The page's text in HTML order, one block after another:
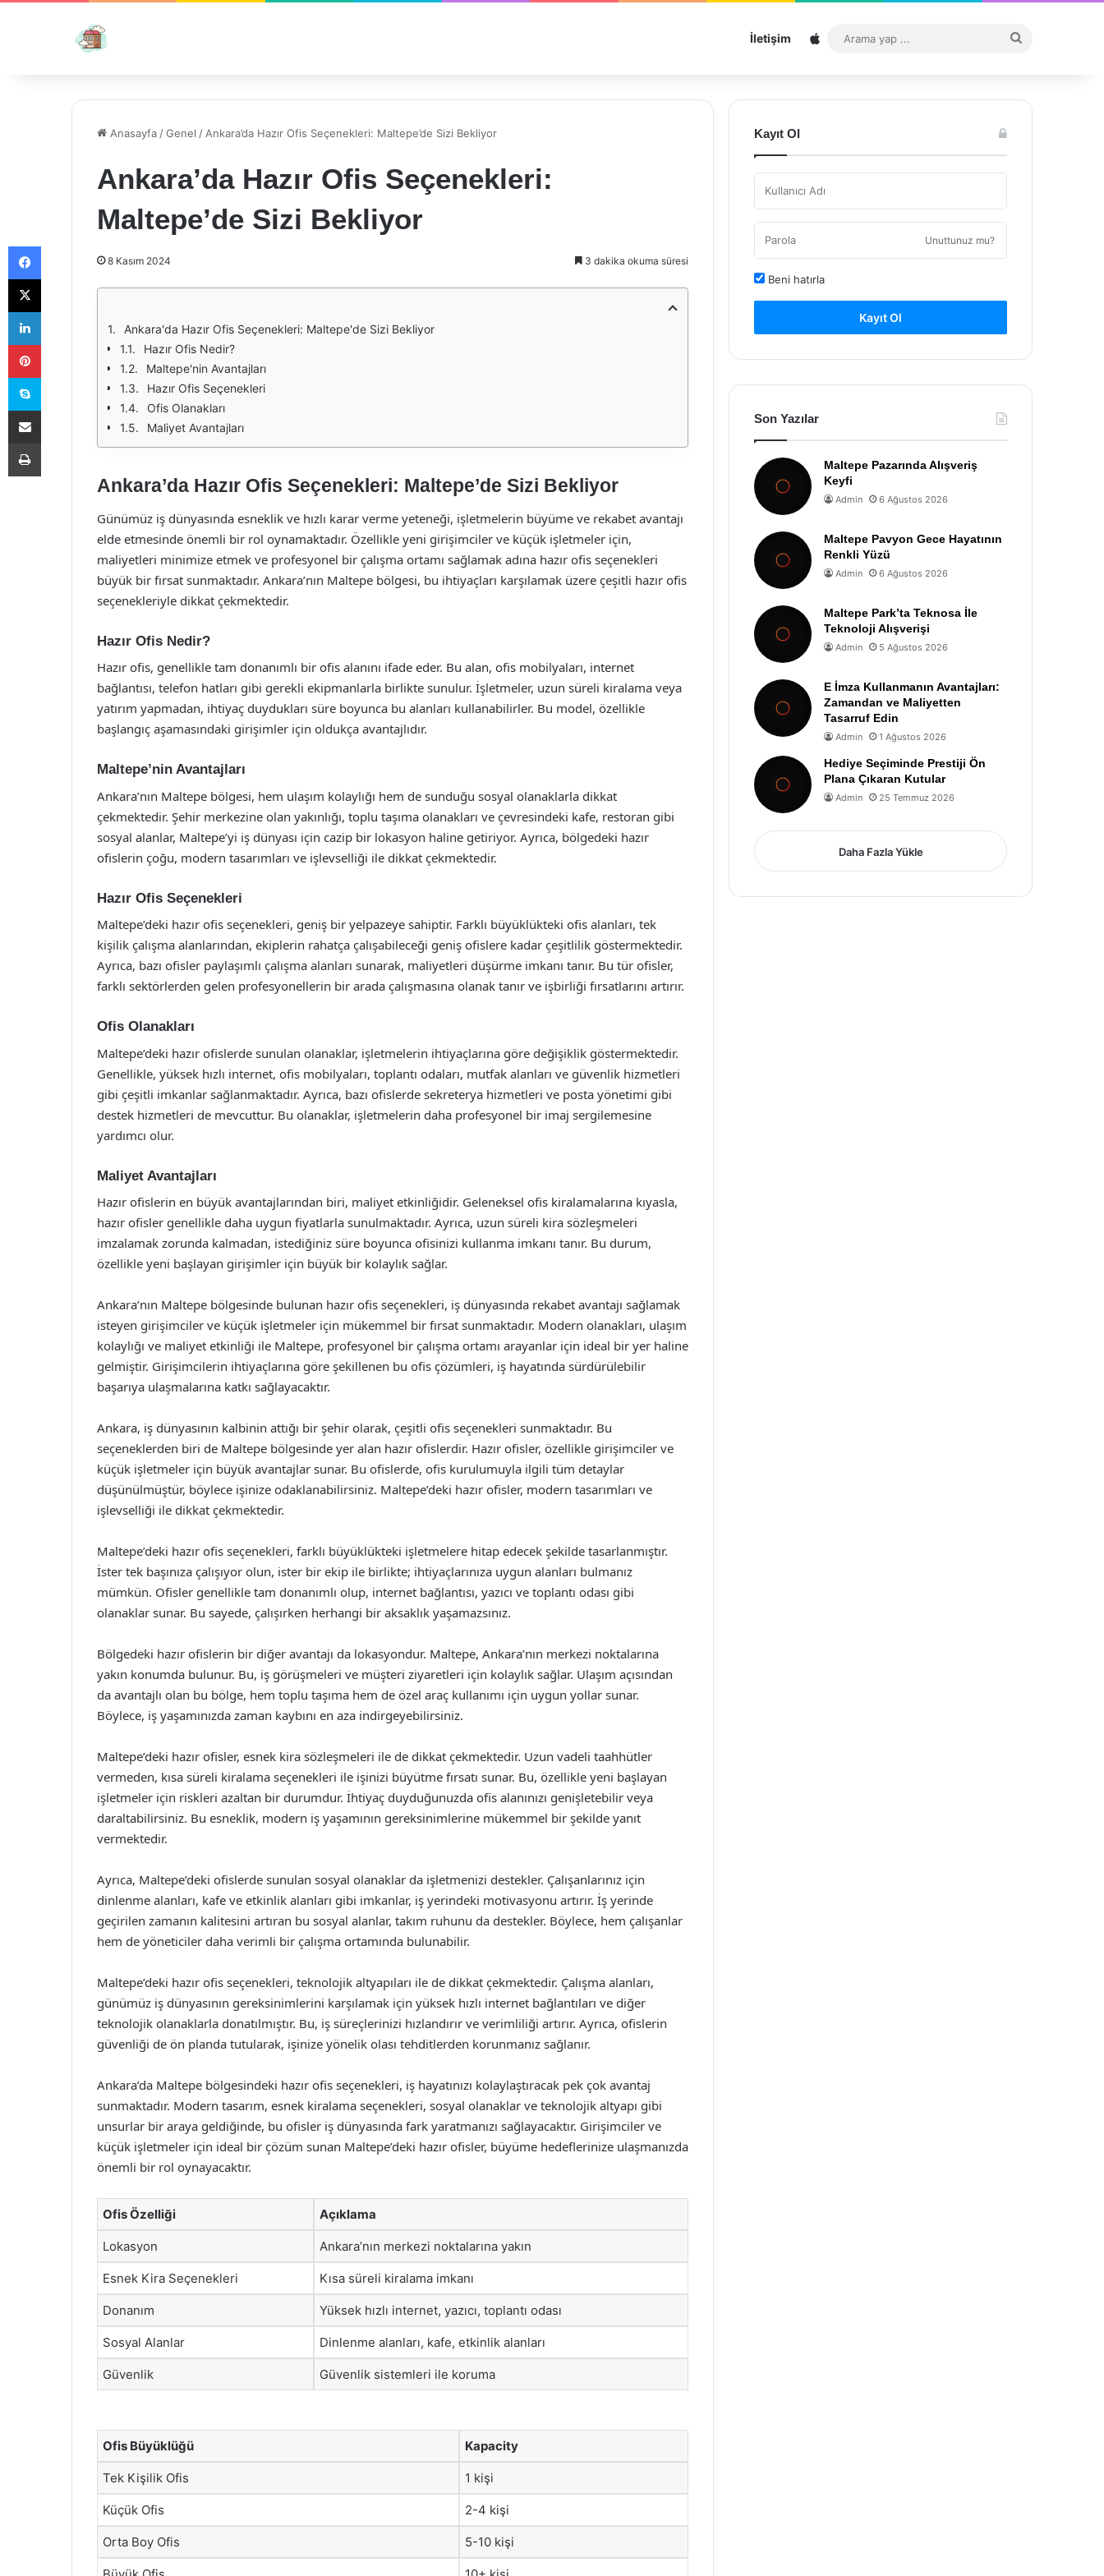
İletişim Sitemap
...
Anasayfa /Genel / Ankara’da Hazır Ofis Seçenekleri: Maltepe’de Sizi Bekliyor
Ankara’da Hazır Ofis Seçenekleri:
Maltepe’de Sizi Bekliyor
8 Kasım 2024 3 dakika okuma süresi
Ankara'da Hazır Ofis Seçenekleri: Maltepe'de Sizi Bekliyor
Hazır Ofis Nedir?
Maltepe'nin Avantajları
Hazır Ofis Seçenekleri
Ofis Olanakları
Maliyet Avantajları
Ankara’da Hazır Ofis Seçenekleri: Maltepe’de Sizi Bekliyor
Günümüz iş dünyasında esneklik ve hızlı karar verme yeteneği, işletmelerin büyüme ve rekabet avantajı
elde etmesinde önemli bir rol oynamaktadır. Özellikle yeni girişimciler ve küçük işletmeler için,
maliyetleri minimize etmek ve profesyonel bir çalışma ortamı sağlamak adına hazır ofis seçenekleri
büyük bir fırsat sunmaktadır. Ankara’nın Maltepe bölgesi, bu ihtiyaçları karşılamak üzere çeşitli hazır ofis
seçenekleriyle dikkat çekmektedir.
Hazır Ofis Nedir?
Hazır ofis, genellikle tam donanımlı bir ofis alanını ifade eder. Bu alan, ofis mobilyaları, internet
bağlantısı, telefon hatları gibi gerekli ekipmanlarla birlikte sunulur. İşletmeler, uzun süreli kiralama veya
yatırım yapmadan, ihtiyaç duydukları süre boyunca bu alanları kullanabilirler. Bu model, özellikle
başlangıç aşamasındaki girişimler için oldukça avantajlıdır.
Maltepe’nin Avantajları
Ankara’nın Maltepe bölgesi, hem ulaşım kolaylığı hem de sunduğu sosyal olanaklarla dikkat
çekmektedir. Şehir merkezine olan yakınlığı, toplu taşıma olanakları ve çevresindeki kafe, restoran gibi
sosyal alanlar, Maltepe’yi iş dünyası için cazip bir lokasyon haline getiriyor. Ayrıca, bölgedeki hazır
ofislerin çoğu, modern tasarımları ve işlevselliği ile dikkat çekmektedir.
Hazır Ofis Seçenekleri
Maltepe’deki hazır ofis seçenekleri, geniş bir yelpazeye sahiptir. Farklı büyüklükteki ofis alanları, tek
kişilik çalışma alanlarından, ekiplerin rahatça çalışabileceği geniş ofislere kadar çeşitlilik göstermektedir.
Ayrıca, bazı ofisler paylaşımlı çalışma alanları sunarak, maliyetleri düşürme imkanı tanır. Bu tür ofisler,
farklı sektörlerden gelen profesyonellerin bir arada çalışmasına olanak tanır ve işbirliği fırsatlarını artırır.
Ofis Olanakları
Maltepe’deki hazır ofislerde sunulan olanaklar, işletmelerin ihtiyaçlarına göre değişiklik göstermektedir.
Genellikle, yüksek hızlı internet, ofis mobilyaları, toplantı odaları, mutfak alanları ve güvenlik hizmetleri
gibi çeşitli imkanlar sağlanmaktadır. Ayrıca, bazı ofislerde sekreterya hizmetleri ve posta yönetimi gibi
destek hizmetleri de mevcuttur. Bu olanaklar, işletmelerin daha profesyonel bir imaj sergilemesine
yardımcı olur.
Maliyet Avantajları
Hazır ofislerin en büyük avantajlarından biri, maliyet etkinliğidir. Geleneksel ofis kiralamalarına kıyasla,
hazır ofisler genellikle daha uygun fiyatlarla sunulmaktadır. Ayrıca, uzun süreli kira sözleşmeleri
imzalamak zorunda kalmadan, istediğiniz süre boyunca ofisinizi kullanma imkanı tanır. Bu durum,
özellikle yeni başlayan girişimler için büyük bir kolaylık sağlar.
Ankara’nın Maltepe bölgesinde bulunan hazır ofis seçenekleri, iş dünyasında rekabet avantajı sağlamak
isteyen girişimciler ve küçük işletmeler için mükemmel bir fırsat sunmaktadır. Modern olanakları, ulaşım
kolaylığı ve maliyet etkinliği ile Maltepe, profesyonel bir çalışma ortamı arayanlar için ideal bir yer haline
gelmiştir. Girişimcilerin ihtiyaçlarına göre şekillenen bu ofis çözümleri, iş hayatında sürdürülebilir
başarıya ulaşmalarına katkı sağlayacaktır.
Ankara, iş dünyasının kalbinin attığı bir şehir olarak, çeşitli ofis seçenekleri sunmaktadır. Bu
seçeneklerden biri de Maltepe bölgesinde yer alan hazır ofislerdir. Hazır ofisler, özellikle girişimciler ve
küçük işletmeler için büyük avantajlar sunar. Bu ofislerde, ofis kurulumuyla ilgili tüm detaylar
düşünülmüştür, böylece işinize odaklanabilirsiniz. Maltepe’deki hazır ofisler, modern tasarımları ve
işlevselliği ile dikkat çekmektedir.
Maltepe’deki hazır ofis seçenekleri, farklı büyüklükteki işletmelere hitap edecek şekilde tasarlanmıştır.
İster tek başınıza çalışıyor olun, ister bir ekip ile birlikte; ihtiyaçlarınıza uygun alanları bulmanız
mümkün. Ofisler genellikle tam donanımlı olup, internet bağlantısı, yazıcı ve toplantı odası gibi
olanaklar sunar. Bu sayede, çalışırken herhangi bir aksaklık yaşamazsınız.
Bölgedeki hazır ofislerin bir diğer avantajı da lokasyondur. Maltepe, Ankara’nın merkezi noktalarına
yakın konumda bulunur. Bu, iş görüşmeleri ve müşteri ziyaretleri için kolaylık sağlar. Ulaşım açısından
da avantajlı olan bu bölge, hem toplu taşıma hem de özel araç kullanımı için uygun yollar sunar.
Böylece, iş yaşamınızda zaman kaybını en aza indirgeyebilirsiniz.
Maltepe’deki hazır ofisler, esnek kira sözleşmeleri ile de dikkat çekmektedir. Uzun vadeli taahhütler
vermeden, kısa süreli kiralama seçenekleri ile işinizi büyütme fırsatı sunar. Bu, özellikle yeni başlayan
işletmeler için riskleri azaltan bir durumdur. İhtiyaç duyduğunuzda ofis alanınızı genişletebilir veya
daraltabilirsiniz. Bu esneklik, modern iş yaşamının gereksinimlerine mükemmel bir şekilde yanıt
vermektedir.
Ayrıca, Maltepe’deki ofislerde sunulan sosyal olanaklar da işletmenizi destekler. Çalışanlarınız için
dinlenme alanları, kafe ve etkinlik alanları gibi imkanlar, iş yerindeki motivasyonu artırır. İş yerinde
geçirilen zamanın kalitesini artıran bu sosyal alanlar, takım ruhunu da destekler. Böylece, hem çalışanlar
hem de yöneticiler daha verimli bir çalışma ortamında bulunabilir.
Maltepe’deki hazır ofis seçenekleri, teknolojik altyapıları ile de dikkat çekmektedir. Çalışma alanları,
günümüz iş dünyasının gereksinimlerini karşılamak için yüksek hızlı internet bağlantıları ve diğer
teknolojik olanaklarla donatılmıştır. Bu, iş süreçlerinizi hızlandırır ve verimliliği artırır. Ayrıca, ofislerin
güvenliği de ön planda tutularak, işinize yönelik olası tehditlerden korunmanız sağlanır.
Ankara’da Maltepe bölgesindeki hazır ofis seçenekleri, iş hayatınızı kolaylaştıracak pek çok avantaj
sunmaktadır. Modern tasarım, esnek kiralama seçenekleri, sosyal olanaklar ve teknolojik altyapı gibi
unsurlar bir araya geldiğinde, bu ofisler iş dünyasında fark yaratmanızı sağlayacaktır. Girişimciler ve
küçük işletmeler için ideal bir çözüm sunan Maltepe’deki hazır ofisler, büyüme hedeflerinize ulaşmanızda
önemli bir rol oynayacaktır.
Ofis Özelliği Açıklama
Lokasyon Ankara’nın merkezi noktalarına yakın
Esnek Kira Seçenekleri Kısa süreli kiralama imkanı
Donanım Yüksek hızlı internet, yazıcı, toplantı odası
Sosyal Alanlar Dinlenme alanları, kafe, etkinlik alanları
Güvenlik Güvenlik sistemleri ile koruma
Ofis Büyüklüğü Kapacity
Tek Kişilik Ofis 1 kişi
Küçük Ofis 2-4 kişi
Orta Boy Ofis 5-10 kişi
Kayıt Ol
Unuttunuz mu?
Beni hatırla
Kayıt Ol
Son Yazılar
Maltepe Pazarında Alışveriş
Keyfi
Admin 6 Ağustos 2026
Maltepe Pavyon Gece Hayatının
Renkli Yüzü
Admin 6 Ağustos 2026
Maltepe Park’ta Teknosa İle
Teknoloji Alışverişi
Admin 5 Ağustos 2026
E İmza Kullanmanın Avantajları:
Zamandan ve Maliyetten
Tasarruf Edin
Admin 1 Ağustos 2026
Hediye Seçiminde Prestiji Ön
Plana Çıkaran Kutular
Admin 25 Temmuz 2026
Daha Fazla Yükle
Facebook
X
LinkedIn
Pinterest
Skype
E-Posta ile paylaş